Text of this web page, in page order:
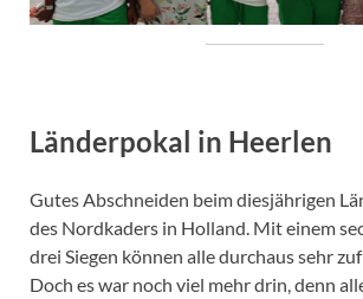
Länderpokal in Heerlen
Gutes Abschneiden beim diesjährigen
des Nordkaders in Holland. Mit einem
drei Siegen können alle durchaus sehr
Doch es war noch viel mehr drin, denn